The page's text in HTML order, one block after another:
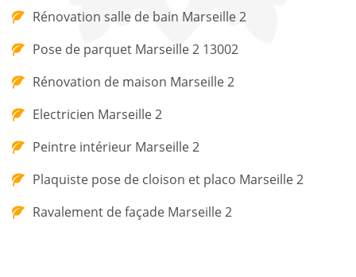
Rénovation salle de bain Marseille 2
Pose de parquet Marseille 2 13002
Rénovation de maison Marseille 2
Electricien Marseille 2
Peintre intérieur Marseille 2
Plaquiste pose de cloison et placo Marseille 2
Ravalement de façade Marseille 2